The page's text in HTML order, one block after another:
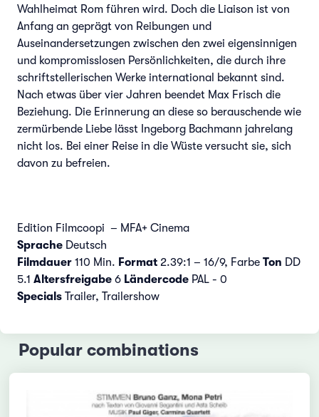
Wahlheimat Rom führen wird. Doch die Liaison ist von
Anfang an geprägt von Reibungen und
Auseinandersetzungen zwischen den zwei eigensinnigen
und kompromisslosen Persönlichkeiten, die durch ihre
schriftstellerischen Werke international bekannt sind.
Nach etwas über vier Jahren beendet Max Frisch die
Beziehung. Die Erinnerung an diese so berauschende wie
zermürbende Liebe lässt Ingeborg Bachmann jahrelang
nicht los. Bei einer Reise in die Wüste versucht sie, sich
davon zu befreien.
Edition Filmcoopi – MFA+ Cinema
Sprache Deutsch
Filmdauer 110 Min. Format 2.39:1 – 16/9, Farbe Ton DD
5.1 Altersfreigabe 6 Ländercode PAL - 0
Specials Trailer, Trailershow
Popular combinations